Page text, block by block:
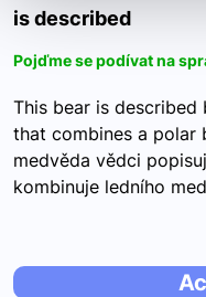
is described
Pojďme se podívat na
This bear is
that combines a polar
medvěda vědci
kombinuje ledního